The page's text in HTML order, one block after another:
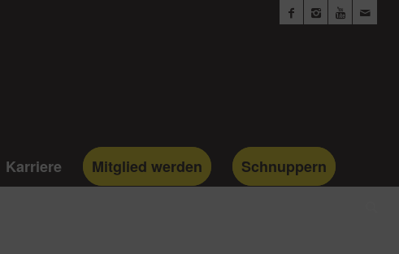
Karriere Mitglied werden
Schnuppern